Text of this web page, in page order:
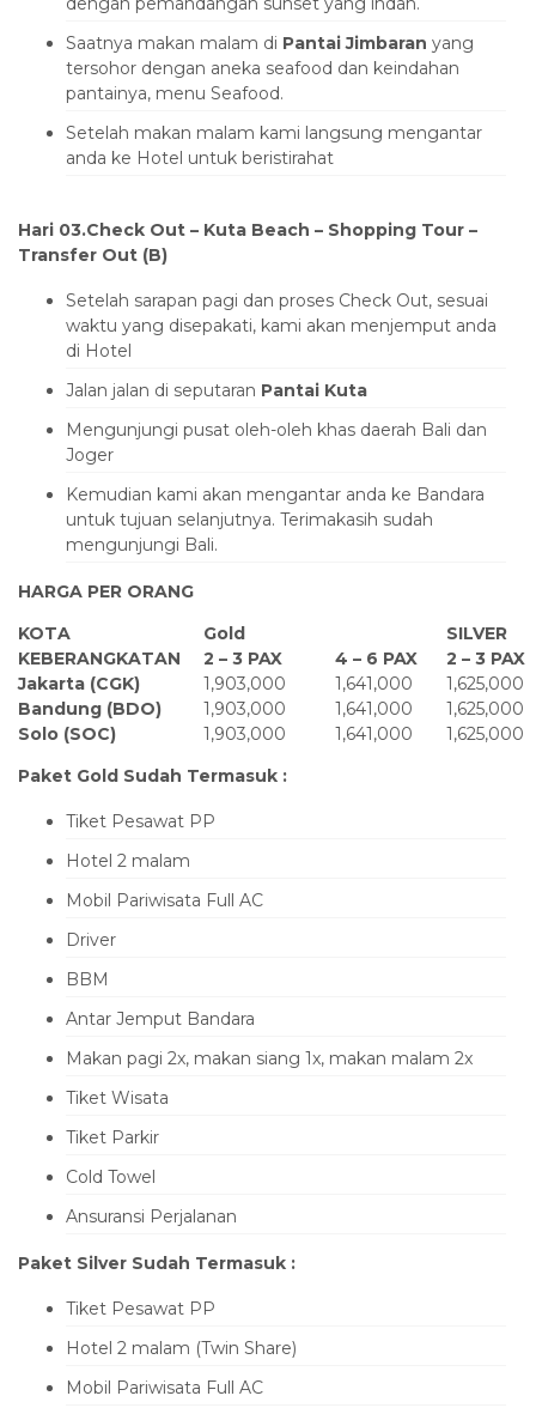
Saatnya makan malam di Pantai Jimbaran yang
tersohor dengan aneka seafood dan keindahan
pantainya, menu Seafood.
Setelah makan malam kami langsung mengantar
anda ke Hotel untuk beristirahat
Hari 03.Check Out – Kuta Beach – Shopping Tour –
Transfer Out (B)
Setelah sarapan pagi dan proses Check Out, sesuai
waktu yang disepakati, kami akan menjemput anda
di Hotel
Jalan jalan di seputaran Pantai Kuta
Mengunjungi pusat oleh-oleh khas daerah Bali dan
Joger
Kemudian kami akan mengantar anda ke Bandara
untuk tujuan selanjutnya. Terimakasih sudah
mengunjungi Bali.
HARGA PER ORANG
KOTA
KEBERANGKATAN
Gold
SILVER
2 – 3 PAX
4 – 6 PAX
2 – 3 PAX
Jakarta (CGK)
1,903,000 1,641,000
1,625,000
Bandung (BDO)
1,903,000 1,641,000
1,625,000
Solo (SOC)
1,903,000 1,641,000
1,625,000
Paket Gold Sudah Termasuk :
Tiket Pesawat PP
Hotel 2 malam
Mobil Pariwisata Full AC
Driver
BBM
Antar Jemput Bandara
Makan pagi 2x, makan siang 1x, makan malam 2x
Tiket Wisata
Tiket Parkir
Cold Towel
Ansuransi Perjalanan
Paket Silver Sudah Termasuk :
Tiket Pesawat PP
Hotel 2 malam (Twin Share)
Mobil Pariwisata Full AC